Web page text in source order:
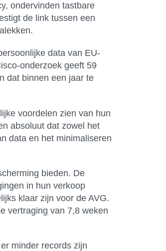
ondervinden tastbare
de link tussen een
data van EU-
onderzoek geeft 59
dat binnen een jaar te
voordelen zien van hun
absoluut dat zowel het
data en het minimaliseren
bieden. De
in hun verkoop
klaar zijn voor de AVG.
vertraging van 7,8 weken
minder records zijn